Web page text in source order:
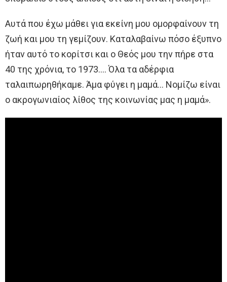
Αυτά που έχω μάθει για εκείνη μου ομορφαίνουν τη
ζωή και μου τη γεμίζουν. Καταλαβαίνω πόσο έξυπνο
ήταν αυτό το κορίτσι και ο Θεός μου την πήρε στα
40 της χρόνια, το 1973…. Όλα τα αδέρφια
ταλαιπωρηθήκαμε. Άμα φύγει η μαμά… Νομίζω είναι
ο ακρογωνιαίος λίθος της κοινωνίας μας η μαμά».